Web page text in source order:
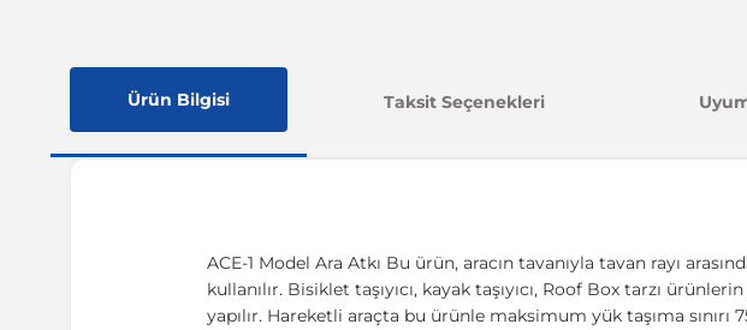
Ürün Bilgisi Taksit Seçenekleri
ACE-1 Model Ara Atkı Bu ürün, aracın tavanıyla tavan rayı
kullanılır. Bisiklet taşıyıcı, kayak taşıyıcı, Roof Box tarzı
yapılır. Hareketli araçta bu ürünle maksimum yük taşıma